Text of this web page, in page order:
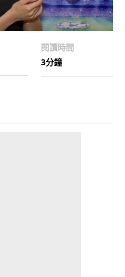
閱讀時間
3分鐘